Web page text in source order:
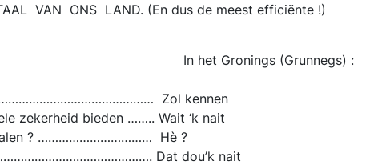
VAN ONS LAND. (En dus de meest efficiënte !)
je: In het Gronings (Grunnegs) :
……………………………………… Zol kennen
zekerheid bieden …….. Wait ‘k nait
? …………………………… Hè ?
Dat dou’k nait